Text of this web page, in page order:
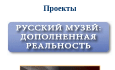
Проекты